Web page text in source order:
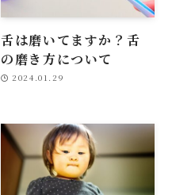
舌は磨いてますか？舌
の磨き方について
2024.01.29